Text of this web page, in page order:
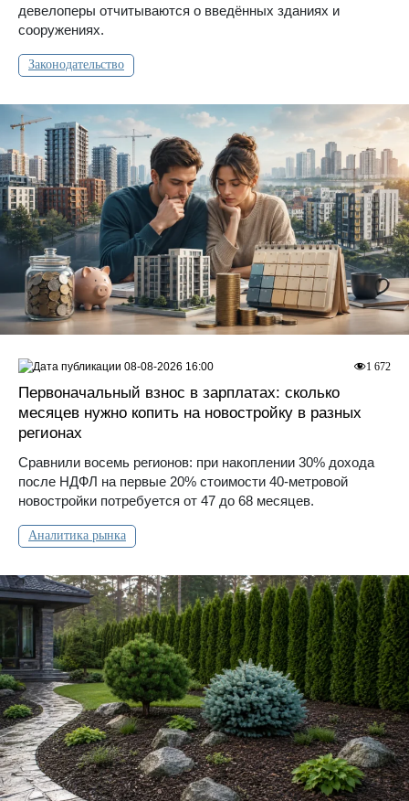
девелоперы отчитываются о введённых зданиях и
сооружениях.
Законодательство
Первоначальный взнос в зарплатах: сколько
месяцев нужно копить на новостройку в разных
регионах
Сравнили восемь регионов: при накоплении 30% дохода
после НДФЛ на первые 20% стоимости 40-метровой
новостройки потребуется от 47 до 68 месяцев.
Аналитика рынка
1 672
08-08-2026 16:00